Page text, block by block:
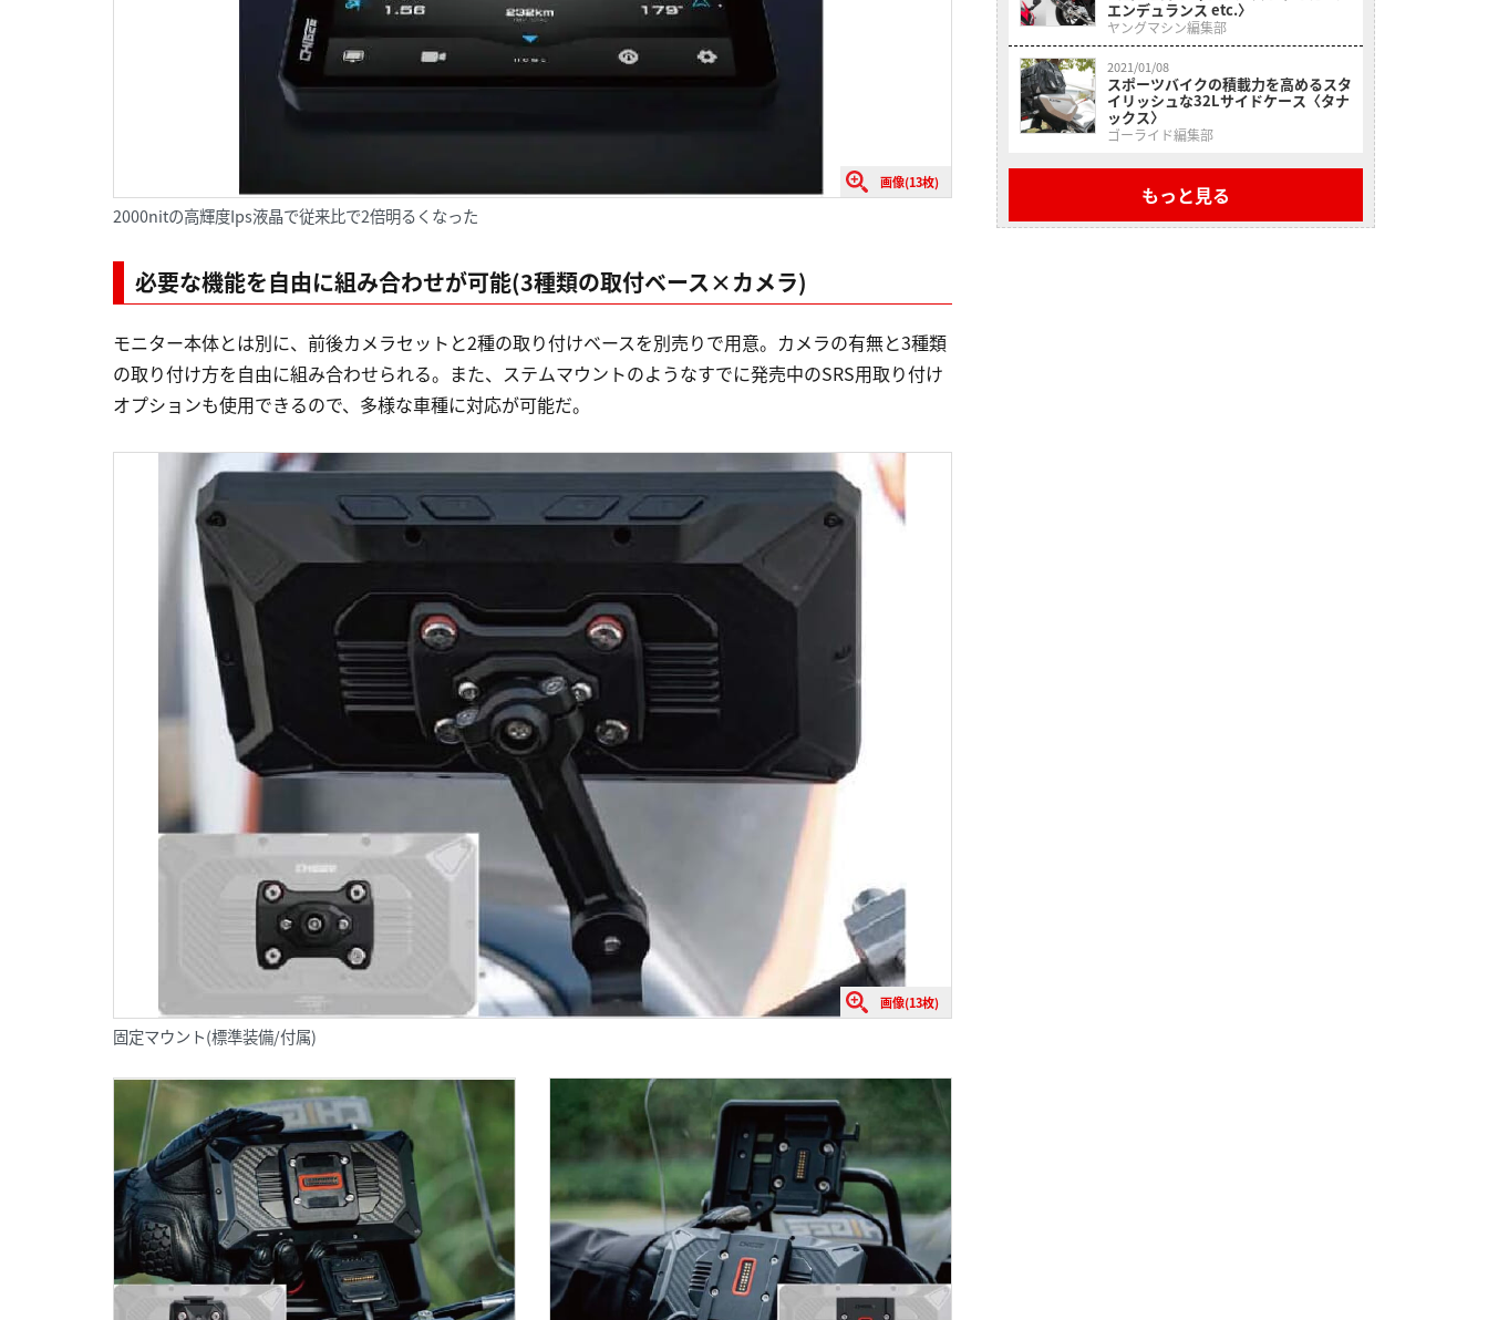
画像(13枚)
2000nitの高輝度Ips液晶で従来比で2倍明るくなった
必要な機能を自由に組み合わせが可能(3種類の取付ベース×カメラ)
モニター本体とは別に、前後カメラセットと2種の取り付けベースを別売りで用意。カメラの有無と3種類
の取り付け方を自由に組み合わせられる。また、ステムマウントのようなすでに発売中のSRS用取り付け
オプションも使用できるので、多様な車種に対応が可能だ。
画像(13枚)
固定マウント(標準装備/付属)
エンデュランス etc.〉
ヤングマシン編集部
2021/01/08
スポーツバイクの積載力を高めるスタ
イリッシュな32Lサイドケース〈タナ
ックス〉
ゴーライド編集部
もっと見る